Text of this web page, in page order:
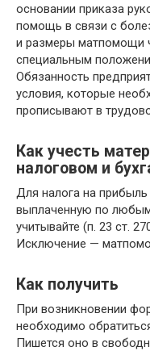
основании приказа
помощь в связи с
и размеры матпомощи
специальным
Обязанность
условия, которые
прописывают в
Как учесть
налоговом и
Для налога на
выплаченную по
учитывайте (п. 23 ст.
Исключение —
Как получить
При возникновении
необходимо
Пишется оно в